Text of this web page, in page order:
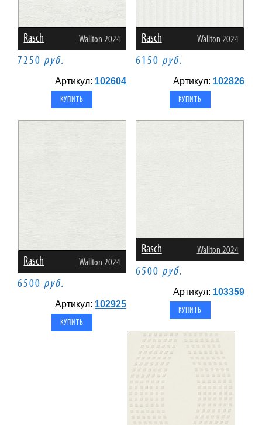
Rasch Wallton 2024
7250 руб.
Артикул: 102604
Rasch Wallton 2024
6150 руб.
Артикул: 102826
Rasch Wallton 2024
6500 руб.
Артикул: 102925
Rasch Wallton 2024
6500 руб.
Артикул: 103359